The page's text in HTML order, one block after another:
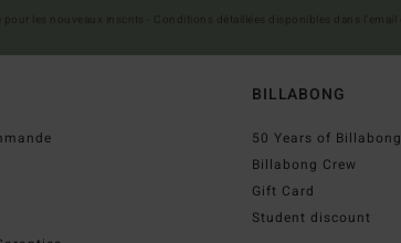
BILLABONG
50 Years of Billabong
Billabong Crew
Gift Card
Student discount